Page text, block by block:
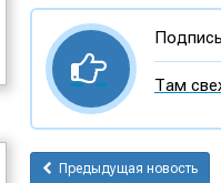
Там
Предыдущая новость